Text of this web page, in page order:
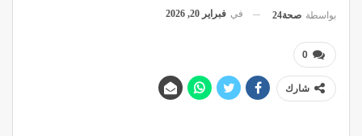
بواسطة صحة24 في فبراير 20, 2026
0
شارك